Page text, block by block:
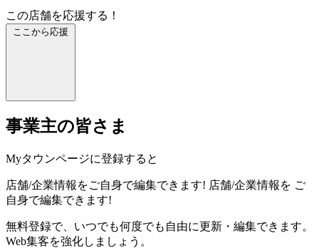
この店舗を応援する！
ここから応援
事業主の皆さま
Myタウンページに登録すると
店舗/企業情報をご自身で編集できます! 店舗/企業情報を ご
自身で編集できます!
無料登録で、いつでも何度でも自由に更新・編集できます。
Web集客を強化しましょう。